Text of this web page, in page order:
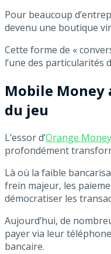
Pour beaucoup
devenu une boutique
Cette forme de «
l’une des particularités
Mobile Money
du jeu
L’essor d’Orange Money
profondément
Là où la faible
frein majeur, les
démocratiser les
Aujourd’hui, de
payer via leur
bancaire.